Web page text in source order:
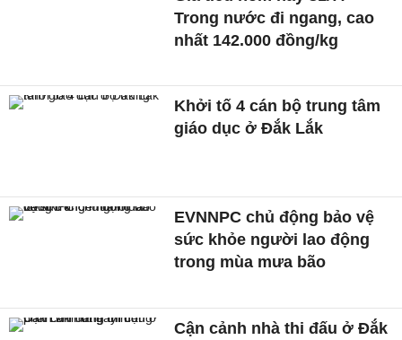
Trong nước đi ngang, cao
nhất 142.000 đồng/kg
Khởi tố 4 cán bộ trung tâm
giáo dục ở Đắk Lắk
EVNNPC chủ động bảo vệ
sức khỏe người lao động
trong mùa mưa bão
Cận cảnh nhà thi đấu ở Đắk